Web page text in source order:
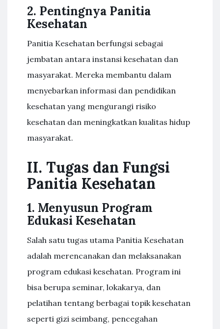
2. Pentingnya Panitia
Kesehatan
Panitia Kesehatan berfungsi sebagai
jembatan antara instansi kesehatan dan
masyarakat. Mereka membantu dalam
menyebarkan informasi dan pendidikan
kesehatan yang mengurangi risiko
kesehatan dan meningkatkan kualitas hidup
masyarakat.
II. Tugas dan Fungsi
Panitia Kesehatan
1. Menyusun Program
Edukasi Kesehatan
Salah satu tugas utama Panitia Kesehatan
adalah merencanakan dan melaksanakan
program edukasi kesehatan. Program ini
bisa berupa seminar, lokakarya, dan
pelatihan tentang berbagai topik kesehatan
seperti gizi seimbang, pencegahan